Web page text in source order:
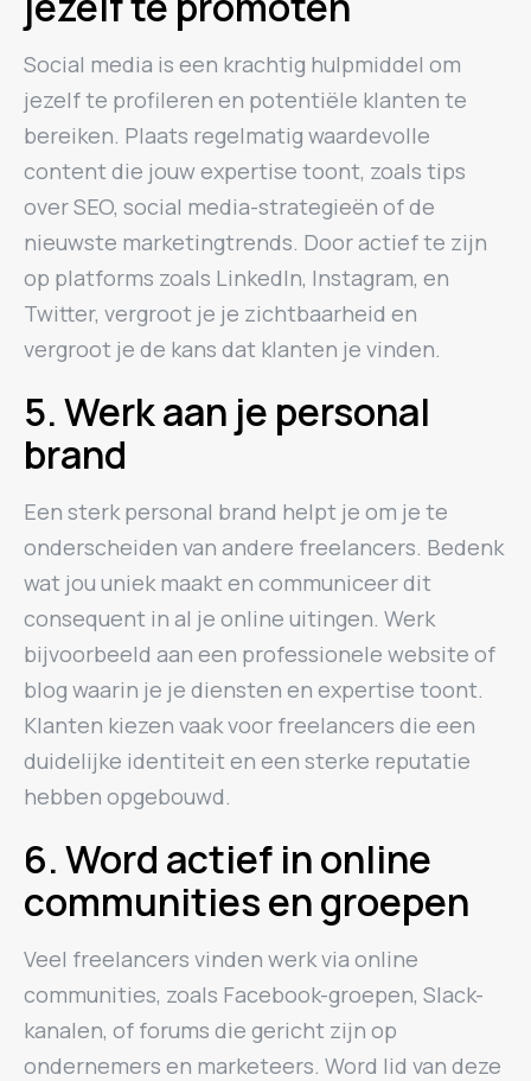
Social media is een krachtig hulpmiddel om
jezelf te profileren en potentiële klanten te
bereiken. Plaats regelmatig waardevolle
content die jouw expertise toont, zoals tips
over SEO, social media-strategieën of de
nieuwste marketingtrends. Door actief te zijn
op platforms zoals LinkedIn, Instagram, en
Twitter, vergroot je je zichtbaarheid en
vergroot je de kans dat klanten je vinden.
5. Werk aan je personal
brand
Een sterk personal brand helpt je om je te
onderscheiden van andere freelancers. Bedenk
wat jou uniek maakt en communiceer dit
consequent in al je online uitingen. Werk
bijvoorbeeld aan een professionele website of
blog waarin je je diensten en expertise toont.
Klanten kiezen vaak voor freelancers die een
duidelijke identiteit en een sterke reputatie
hebben opgebouwd.
6. Word actief in online
communities en groepen
Veel freelancers vinden werk via online
communities, zoals Facebook-groepen, Slack-
kanalen, of forums die gericht zijn op
ondernemers en marketeers. Word lid van deze